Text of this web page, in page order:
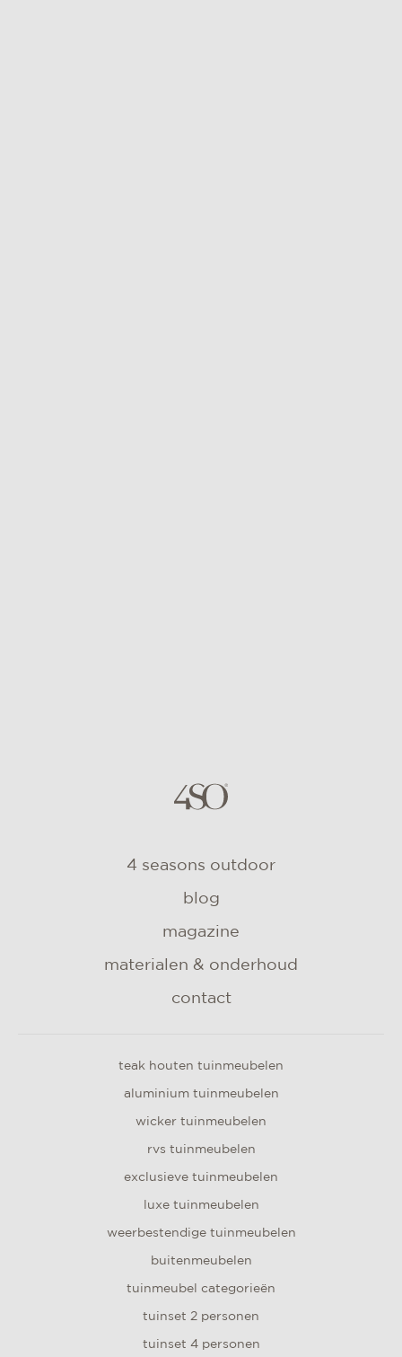
4 seasons outdoor
blog
magazine
materialen & onderhoud
contact
teak houten tuinmeubelen
aluminium tuinmeubelen
wicker tuinmeubelen
rvs tuinmeubelen
exclusieve tuinmeubelen
luxe tuinmeubelen
weerbestendige tuinmeubelen
buitenmeubelen
tuinmeubel categorieën
tuinset 2 personen
tuinset 4 personen